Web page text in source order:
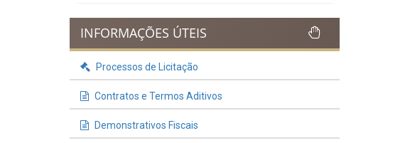
INFORMAÇÕES ÚTEIS
Processos de Licitação
Contratos e Termos Aditivos
Demonstrativos Fiscais